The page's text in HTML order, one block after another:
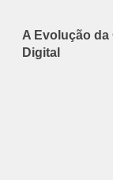
A Evolução
Digital